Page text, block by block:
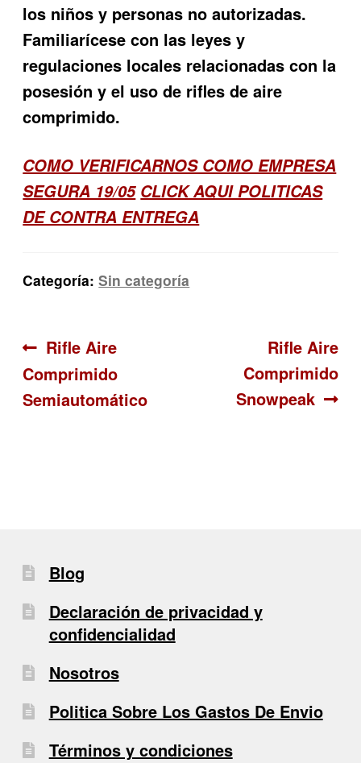
los niños y personas no autorizadas.
Familiarícese con las leyes y
regulaciones locales relacionadas con la
posesión y el uso de rifles de aire
comprimido.
COMO VERIFICARNOS COMO EMPRESA
SEGURA 19/05 CLICK AQUI POLITICAS
DE CONTRA ENTREGA
Categoría:Sin categoría
Navegación
de
Anterior:
Rifle Aire
Comprimido
Semiautomático
Siguiente:
Rifle Aire
Comprimido
Snowpeak
Blog
Declaración de privacidad y
confidencialidad
Nosotros
Politica Sobre Los Gastos De Envio
Términos y condiciones